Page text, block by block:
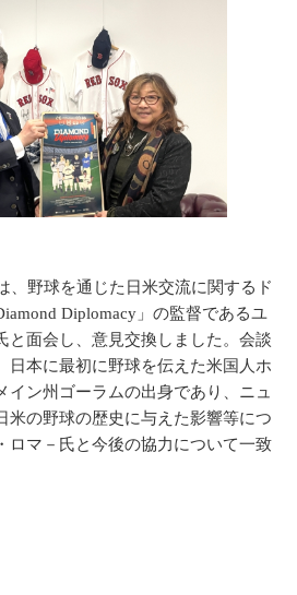
野球を通じた日米交流に関するド
Diplomacy」の監督であるユ
と面会し、意見交換しました。会談
日本に最初に野球を伝えた米国人ホ
イン州ゴーラムの出身であり、ニュ
米の野球の歴史に与えた影響等につ
ロマ－氏と今後の協力について一致